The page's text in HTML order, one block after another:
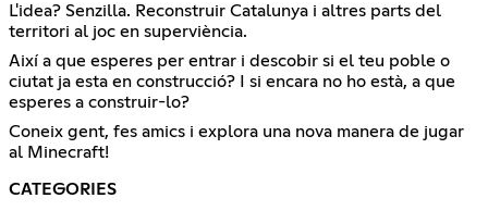
L'idea? Senzilla. Reconstruir Catalunya i altres parts del
territori al joc en superviència.
Així a que esperes per entrar i descobir si el teu poble o
ciutat ja esta en construcció? I si encara no ho està, a que
esperes a construir-lo?
Coneix gent, fes amics i explora una nova manera de jugar
al Minecraft!
CATEGORIES